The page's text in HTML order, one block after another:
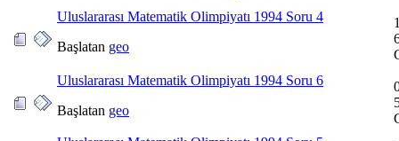
Uluslararası Matematik Olimpiyatı 1994 Soru 4
Başlatan geo
Uluslararası Matematik Olimpiyatı 1994 Soru 6
Başlatan geo